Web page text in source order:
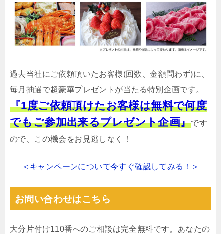
過去当社にご依頼頂いたお客様(回数、金額問わず)に、
毎月抽選で超豪華プレゼントが当たる特別企画です。
『1度ご依頼頂けたお客様は無料で何度
でもご参加出来るプレゼント企画』です
ので、この機会をお見逃しなく！
＜キャンペーンについて今すぐ確認してみる！＞
お問い合わせはこちら
大分片付け110番へのご相談は完全無料です。あなたの